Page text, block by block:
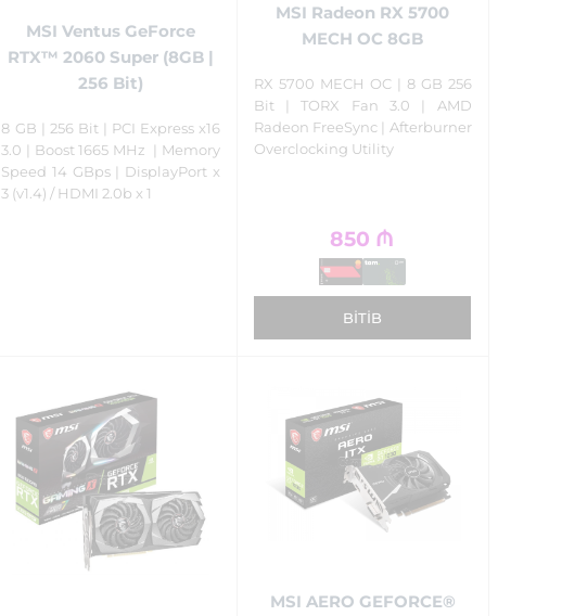
MSI Ventus GeForce
RTX™ 2060 Super (8GB |
256 Bit)
8 GB | 256 Bit | PCI Express x16
3.0 | Boost 1665 MHz | Memory
Speed 14 GBps | DisplayPort x
3 (v1.4) / HDMI 2.0b x 1
MSI Radeon RX 5700
MECH OC 8GB
RX 5700 MECH OC | 8 GB 256
Bit | TORX Fan 3.0 | AMD
Radeon FreeSync | Afterburner
Overclocking Utility
850 ₼
BITIB
MSI AERO GEFORCE®